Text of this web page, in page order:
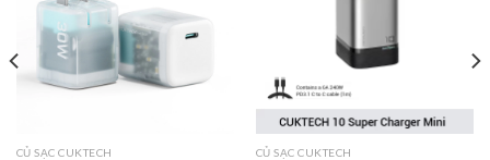
CỦ SẠC CUKTECH CỦ SẠC CUKTECH